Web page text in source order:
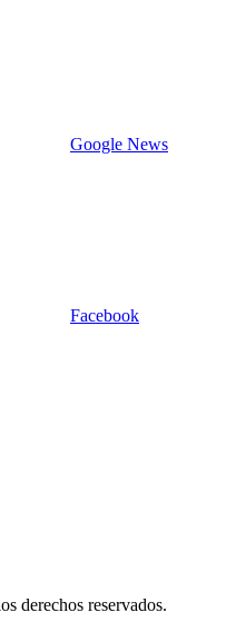
Google News
Facebook
derechos reservados.